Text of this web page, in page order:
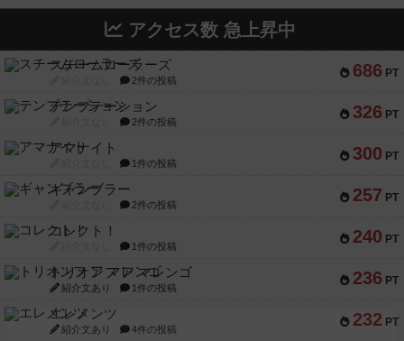
アクセス数 急上昇中
686 PT
スチームローラーズ
2件の投稿
326 PT
テンプテーション
2件の投稿
300 PT
アマナイト
1件の投稿
257 PT
ギャンブラー
2件の投稿
240 PT
コレクト！
1件の投稿
236 PT
トリオンフ ア マレンゴ
紹介文あり 1件の投稿
232 PT
エレメンツ
紹介文あり 4件の投稿